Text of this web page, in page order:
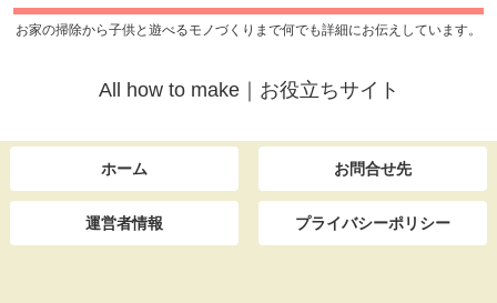
お家の掃除から子供と遊べるモノづくりまで何でも詳細にお伝えしています。
All how to make｜お役立ちサイト
ホーム お問合せ先
運営者情報 プライバシーポリシー